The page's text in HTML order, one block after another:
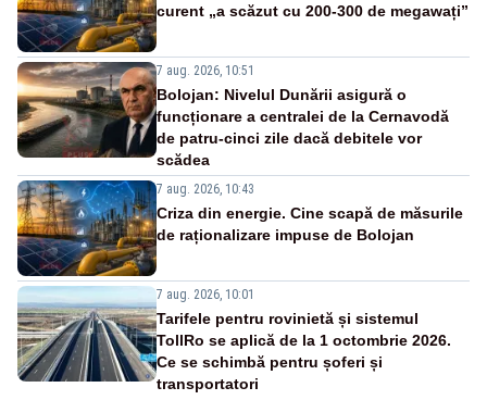
curent „a scăzut cu 200-300 de megawați”
7 aug. 2026, 10:51
Bolojan: Nivelul Dunării asigură o
funcționare a centralei de la Cernavodă
de patru-cinci zile dacă debitele vor
scădea
7 aug. 2026, 10:43
Criza din energie. Cine scapă de măsurile
de raționalizare impuse de Bolojan
7 aug. 2026, 10:01
Tarifele pentru rovinietă și sistemul
TollRo se aplică de la 1 octombrie 2026.
Ce se schimbă pentru șoferi și
transportatori